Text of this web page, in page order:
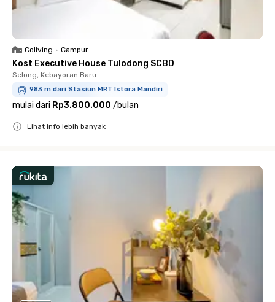
Coliving • Campur
Kost Executive House Tulodong SCBD
Selong, Kebayoran Baru
983 m dari Stasiun MRT Istora Mandiri
mulai dari Rp3.800.000 /bulan
Lihat info lebih banyak